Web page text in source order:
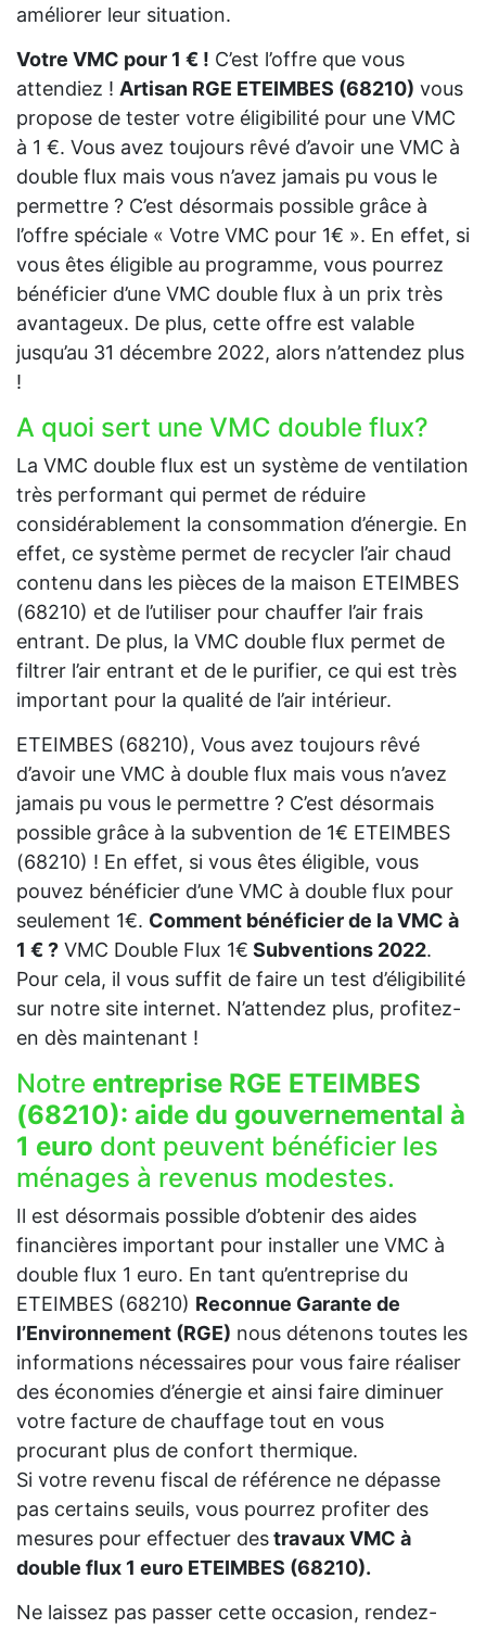
améliorer leur situation.
Votre VMC pour 1 € ! C’est l’offre que vous
attendiez ! Artisan RGE ETEIMBES (68210) vous
propose de tester votre éligibilité pour une VMC
à 1 €. Vous avez toujours rêvé d’avoir une VMC à
double flux mais vous n’avez jamais pu vous le
permettre ? C’est désormais possible grâce à
l’offre spéciale « Votre VMC pour 1€ ». En effet, si
vous êtes éligible au programme, vous pourrez
bénéficier d’une VMC double flux à un prix très
avantageux. De plus, cette offre est valable
jusqu’au 31 décembre 2022, alors n’attendez plus
!
A quoi sert une VMC double flux?
La VMC double flux est un système de ventilation
très performant qui permet de réduire
considérablement la consommation d’énergie. En
effet, ce système permet de recycler l’air chaud
contenu dans les pièces de la maison ETEIMBES
(68210) et de l’utiliser pour chauffer l’air frais
entrant. De plus, la VMC double flux permet de
filtrer l’air entrant et de le purifier, ce qui est très
important pour la qualité de l’air intérieur.
ETEIMBES (68210), Vous avez toujours rêvé
d’avoir une VMC à double flux mais vous n’avez
jamais pu vous le permettre ? C’est désormais
possible grâce à la subvention de 1€ ETEIMBES
(68210) ! En effet, si vous êtes éligible, vous
pouvez bénéficier d’une VMC à double flux pour
seulement 1€. Comment bénéficier de la VMC à
1 € ? VMC Double Flux 1€ Subventions 2022.
Pour cela, il vous suffit de faire un test d’éligibilité
sur notre site internet. N’attendez plus, profitez-
en dès maintenant !
Notre entreprise RGE ETEIMBES
(68210): aide du gouvernemental à
1 euro dont peuvent bénéficier les
ménages à revenus modestes.
Il est désormais possible d’obtenir des aides
financières important pour installer une VMC à
double flux 1 euro. En tant qu’entreprise du
ETEIMBES (68210) Reconnue Garante de
l’Environnement (RGE) nous détenons toutes les
informations nécessaires pour vous faire réaliser
des économies d’énergie et ainsi faire diminuer
votre facture de chauffage tout en vous
procurant plus de confort thermique.
Si votre revenu fiscal de référence ne dépasse
pas certains seuils, vous pourrez profiter des
mesures pour effectuer destravaux VMC à
double flux 1 euro ETEIMBES (68210).
Ne laissez pas passer cette occasion, rendez-